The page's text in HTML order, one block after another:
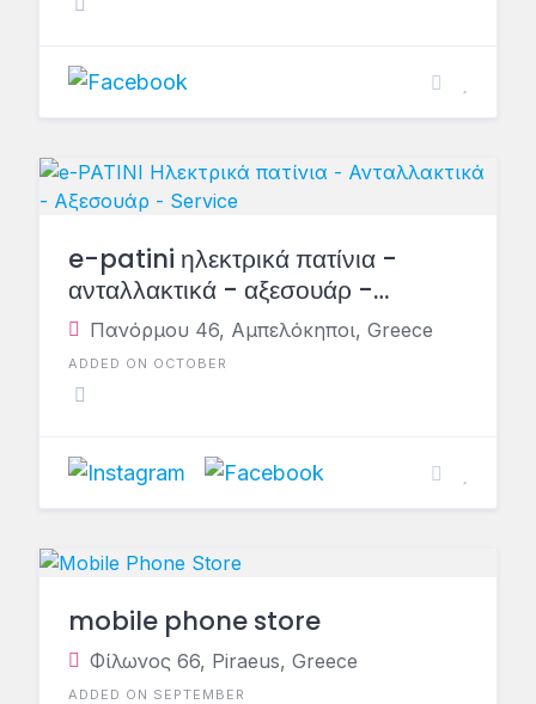
e-patini ηλεκτρικά πατίνια -
ανταλλακτικά - αξεσουάρ -
service
Πανόρμου 46, Αμπελόκηποι, Greece
ADDED ON OCTOBER
mobile phone store
Φίλωνος 66, Piraeus, Greece
ADDED ON SEPTEMBER